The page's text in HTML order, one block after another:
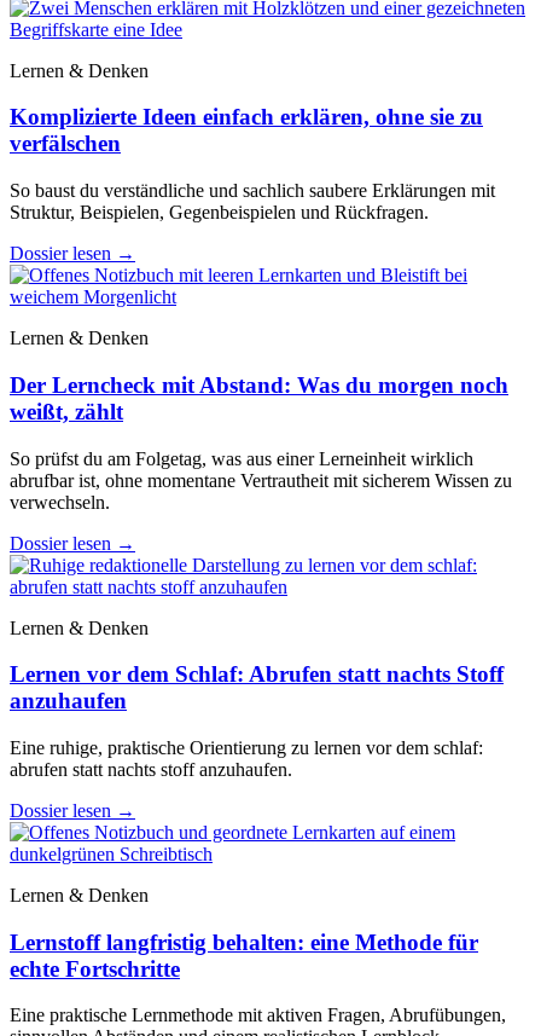
Lernen & Denken
Komplizierte Ideen einfach erklären, ohne sie zu
verfälschen
So baust du verständliche und sachlich saubere Erklärungen mit
Struktur, Beispielen, Gegenbeispielen und Rückfragen.
Dossier lesen →
Lernen & Denken
Der Lerncheck mit Abstand: Was du morgen noch
weißt, zählt
So prüfst du am Folgetag, was aus einer Lerneinheit wirklich
abrufbar ist, ohne momentane Vertrautheit mit sicherem Wissen zu
verwechseln.
Dossier lesen →
Lernen & Denken
Lernen vor dem Schlaf: Abrufen statt nachts Stoff
anzuhaufen
Eine ruhige, praktische Orientierung zu lernen vor dem schlaf:
abrufen statt nachts stoff anzuhaufen.
Dossier lesen →
Lernen & Denken
Lernstoff langfristig behalten: eine Methode für
echte Fortschritte
Eine praktische Lernmethode mit aktiven Fragen, Abrufübungen,